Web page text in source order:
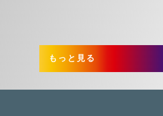
もっと見る